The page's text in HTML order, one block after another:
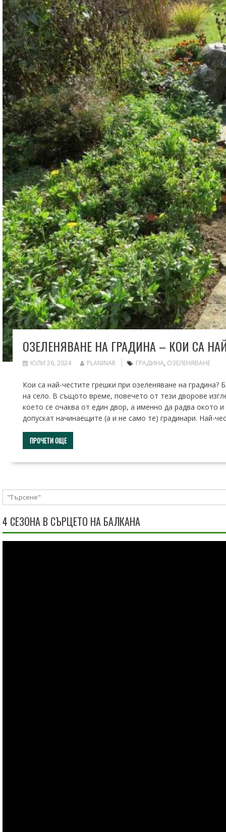
ОЗЕЛЕНЯВАНЕ НА ГРАДИНА – КОИ СА
ЮЛИ 26, 2024 PLANINAR ГРАДИНА, ОЗЕЛЕНЯВАНЕ
Кои са най-честите грешки при озеленяване на
на село. В същото време, повечето от тези дворове
което се очаква от един двор, а именно да радва окото
допускат начинаещите (а и не само те) градинари. Най-
ПРОЧЕТИ ОЩЕ
4 СЕЗОНА В СЪРЦЕТО НА БАЛКАНА